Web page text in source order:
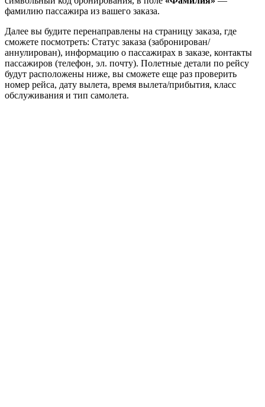
фамилию пассажира из вашего заказа.
Далее вы будите перенаправлены на страницу заказа, где
сможете посмотреть: Статус заказа (забронирован/
аннулирован), информацию о пассажирах в заказе, контакты
пассажиров (телефон, эл. почту). Полетные детали по рейсу
будут расположены ниже, вы сможете еще раз проверить
номер рейса, дату вылета, время вылета/прибытия, класс
обслуживания и тип самолета.